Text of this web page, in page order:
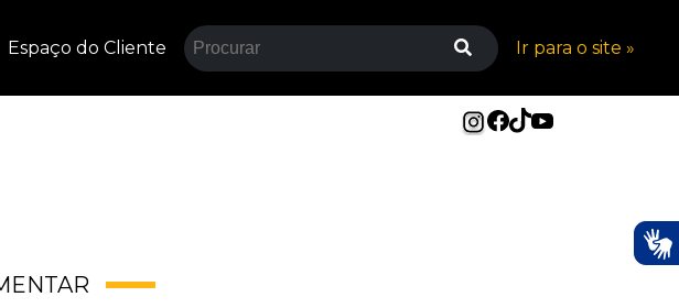
Espaço do Cliente Ir para o site »